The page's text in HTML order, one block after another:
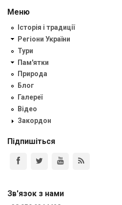
Меню
Історія і традиції
Регіони України
Тури
Пам'ятки
Природа
Блог
Галереї
Відео
Закордон
Підпишіться
Зв'язок з нами